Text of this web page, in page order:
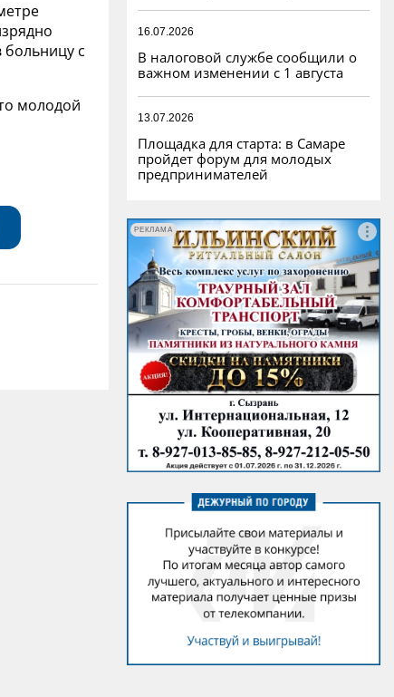
с
молодой
16.07.2026
В налоговой службе сообщили о
важном изменении с 1 августа
13.07.2026
Площадка для старта: в Самаре
пройдет форум для молодых
предпринимателей
РЕКЛАМА